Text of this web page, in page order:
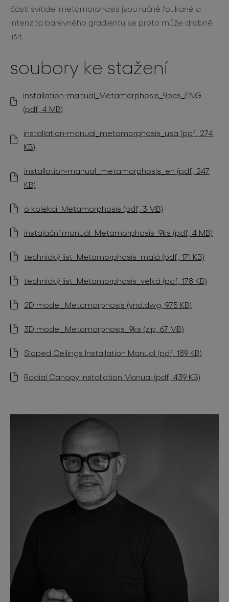
části svítidel metamorphosis jsou ručně foukané a
intenzita barevného gradientu se proto může drobně
lišit.
soubory ke stažení
installation-manual_Metamorphosis_9pcs_ENG
(pdf, 4 MB)
installation-manual_metamorphosis_usa (pdf, 274
KB)
installation-manual_metamorphosis_en (pdf, 247
KB)
o kolekci_Metamorphosis (pdf, 3 MB)
instalační manuál_Metamorphosis_9ks (pdf, 4 MB)
technický list_Metamorphosis_malá (pdf, 171 KB)
technický list_Metamorphosis_velká (pdf, 178 KB)
2D model_Metamorphosis (vnd.dwg, 975 KB)
3D model_Metamorphosis_9ks (zip, 67 MB)
Sloped Ceilings Installation Manual (pdf, 189 KB)
Radial Canopy Installation Manual (pdf, 439 KB)